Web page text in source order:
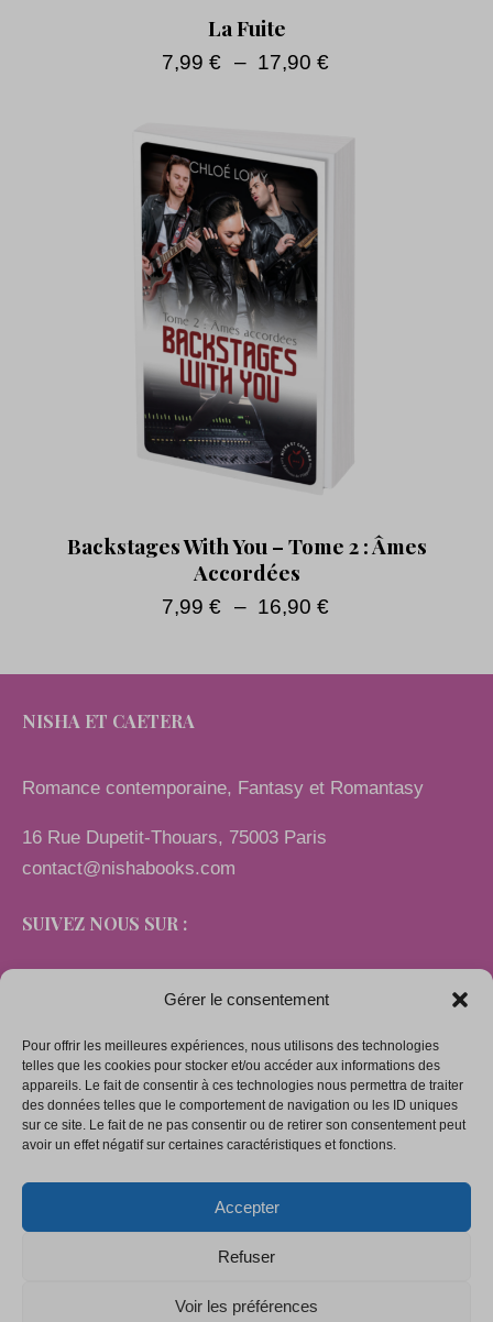
Gérer le consentement
Pour offrir les meilleures expériences, nous utilisons des technologies
telles que les cookies pour stocker et/ou accéder aux informations des
appareils. Le fait de consentir à ces technologies nous permettra de traiter
des données telles que le comportement de navigation ou les ID uniques
sur ce site. Le fait de ne pas consentir ou de retirer son consentement peut
avoir un effet négatif sur certaines caractéristiques et fonctions.
Accepter
Refuser
Voir les préférences
La Fuite
7,99 € – 17,90 €
Backstages With You – Tome 2 : Âmes
Accordées
7,99 € – 16,90 €
NISHA ET CAETERA
Romance contemporaine, Fantasy et Romantasy
16 Rue Dupetit-Thouars, 75003 Paris
contact@nishabooks.com
SUIVEZ NOUS SUR :
LIENS
Mentions légales
Politique de confidentialité
Politique de cookies (UE)